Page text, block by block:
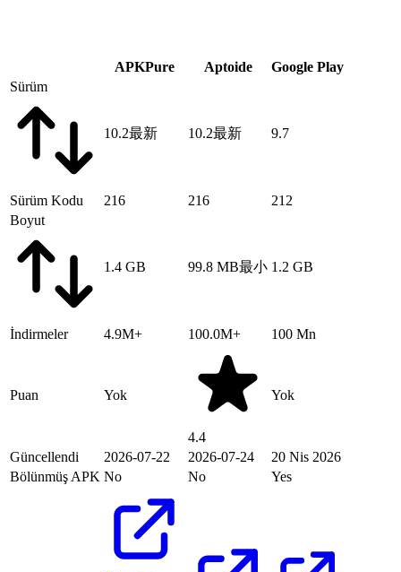
APKPure Aptoide
Google Play
Sürüm
10.2最新 10.2最新 9.7
Sürüm Kodu 216 216
212
Boyut
1.4 GB 99.8 MB最小 1.2 GB
İndirmeler 4.9M+ 100.0M+ 100 Mn
Puan Yok
4.4
Yok
Güncellendi 2026-07-22 2026-07-24
20 Nis 2026
Bölünmüş APK No No Yes